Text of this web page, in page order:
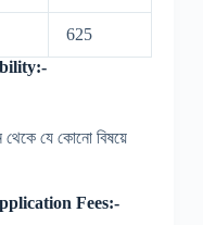
625
থেকে যে কোনো বিষয়ে
Fees:-